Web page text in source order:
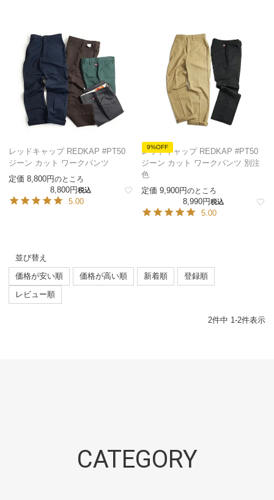
レッドキャップ REDKAP #PT50
ジーン カット ワークパンツ
定価 8,800 のところ
8,800 税込
5.00
9%OFF
レッドキャップ REDKAP #PT50
ジーン カット ワークパンツ 別注
色
定価 9,900 のところ
8,990 税込
5.00
並び替え
価格が安い順
価格が高い順 新着順
登録順
レビュー順
2件中 1-2件表示
CATEGORY